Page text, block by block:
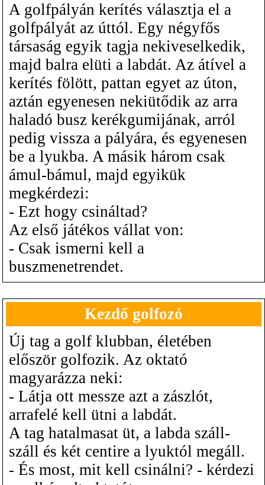
A golfpályán kerítés választja el a
golfpályát az úttól. Egy négyfős
társaság egyik tagja nekiveselkedik,
majd balra elüti a labdát. Az átível a
kerítés fölött, pattan egyet az úton,
aztán egyenesen nekiütődik az arra
haladó busz kerékgumijának, arról
pedig vissza a pályára, és egyenesen
be a lyukba. A másik három csak
ámul-bámul, majd egyikük
megkérdezi:
- Ezt hogy csináltad?
Az első játékos vállat von:
- Csak ismerni kell a
buszmenetrendet.
Kezdő golfozó
Új tag a golf klubban, életében
először golfozik. Az oktató
magyarázza neki:
- Látja ott messze azt a zászlót,
arrafelé kell ütni a labdát.
A tag hatalmasat üt, a labda száll-
száll és két centire a lyuktól megáll.
- És most, mit kell csinálni? - kérdezi